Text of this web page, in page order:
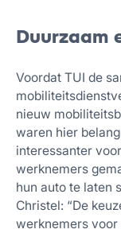
Duurzaam
Voordat TUI de
nieuw
waren hier
interessanter
werknemers
hun auto te laten
Christel: “De
werknemers